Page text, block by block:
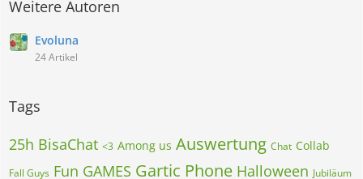
Weitere Autoren
Evoluna
24 Artikel
Tags
25h BisaChat <3 Among us Auswertung Chat Collab
Fall Guys Fun GAMES Gartic Phone Halloween Jubiläum